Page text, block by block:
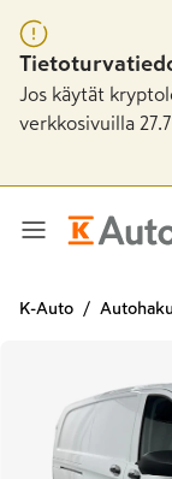
Jos käytät
verkkosivuilla
K-Auto Autohaku